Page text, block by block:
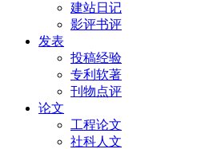
建站日记
影评书评
发表
投稿经验
专利软著
刊物点评
论文
工程论文
社科人文